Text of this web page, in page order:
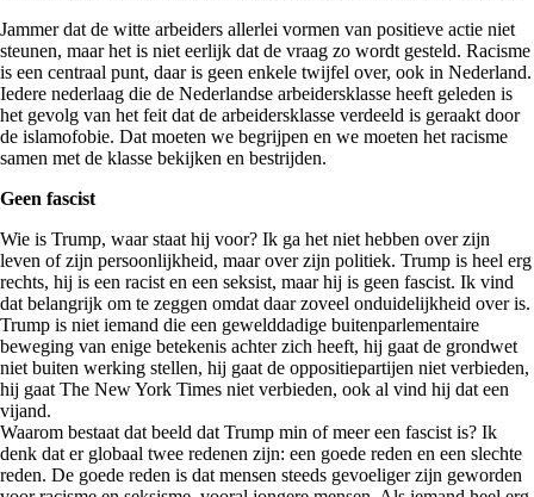
Jammer dat de witte arbeiders allerlei vormen van positieve actie niet
steunen, maar het is niet eerlijk dat de vraag zo wordt gesteld. Racisme
is een centraal punt, daar is geen enkele twijfel over, ook in Nederland.
Iedere nederlaag die de Nederlandse arbeidersklasse heeft geleden is
het gevolg van het feit dat de arbeidersklasse verdeeld is geraakt door
de islamofobie. Dat moeten we begrijpen en we moeten het racisme
samen met de klasse bekijken en bestrijden.
Geen fascist
Wie is Trump, waar staat hij voor? Ik ga het niet hebben over zijn
leven of zijn persoonlijkheid, maar over zijn politiek. Trump is heel erg
rechts, hij is een racist en een seksist, maar hij is geen fascist. Ik vind
dat belangrijk om te zeggen omdat daar zoveel onduidelijkheid over is.
Trump is niet iemand die een gewelddadige buitenparlementaire
beweging van enige betekenis achter zich heeft, hij gaat de grondwet
niet buiten werking stellen, hij gaat de oppositiepartijen niet verbieden,
hij gaat The New York Times niet verbieden, ook al vind hij dat een
vijand.
Waarom bestaat dat beeld dat Trump min of meer een fascist is? Ik
denk dat er globaal twee redenen zijn: een goede reden en een slechte
reden. De goede reden is dat mensen steeds gevoeliger zijn geworden